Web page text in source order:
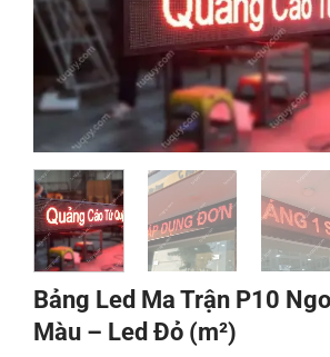
Bảng Led Ma Trận P10
Màu – Led Đỏ (m²)